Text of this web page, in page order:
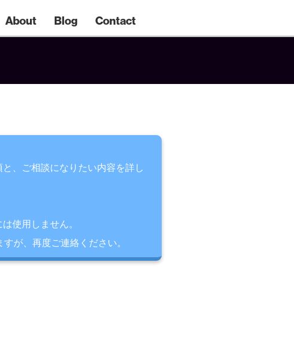
About Blog Contact
、ご相談になりたい内容を詳し
使用しません。
が、再度ご連絡ください。